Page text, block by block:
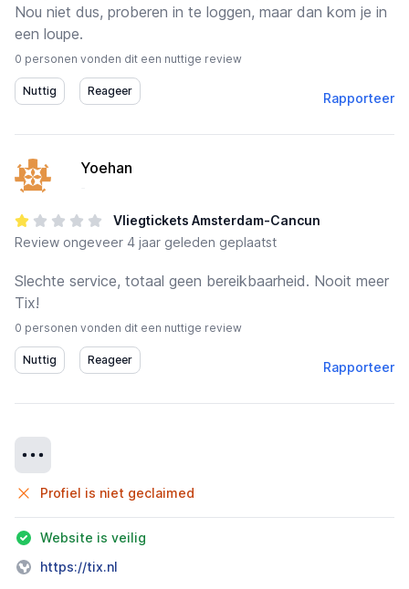
Nou niet dus, proberen in te loggen, maar dan kom je in
een loupe.
0 personen vonden dit een nuttige review
Rapporteer
Yoehan
Vliegtickets Amsterdam-Cancun
Review ongeveer 4 jaar geleden geplaatst
Slechte service, totaal geen bereikbaarheid. Nooit meer
Tix!
0 personen vonden dit een nuttige review
Rapporteer
Profiel is niet geclaimed
Website is veilig
https://tix.nl